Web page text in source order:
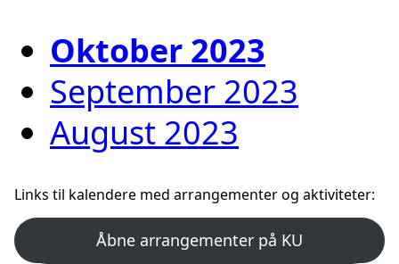
Oktober 2023
September 2023
August 2023
Links til kalendere med arrangementer og aktiviteter:
Åbne arrangementer på KU